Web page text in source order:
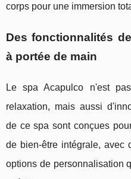
corps pour une immersion
Des fonctionnalités
à portée de main
Le spa Acapulco n'est
relaxation, mais aussi
de ce spa sont conçues
de bien-être intégrale, avec
options de personnalisation